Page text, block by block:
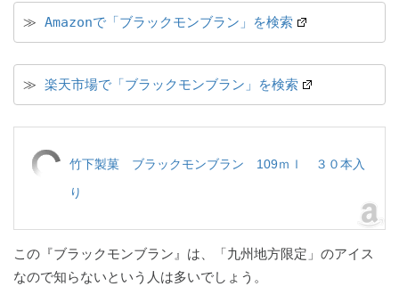
≫ Amazonで「ブラックモンブラン」を検索
≫ 楽天市場で「ブラックモンブラン」を検索
竹下製菓 ブラックモンブラン 109ｍｌ ３０本入
り
この『ブラックモンブラン』は、「九州地方限定」のアイス
なので知らないという人は多いでしょう。